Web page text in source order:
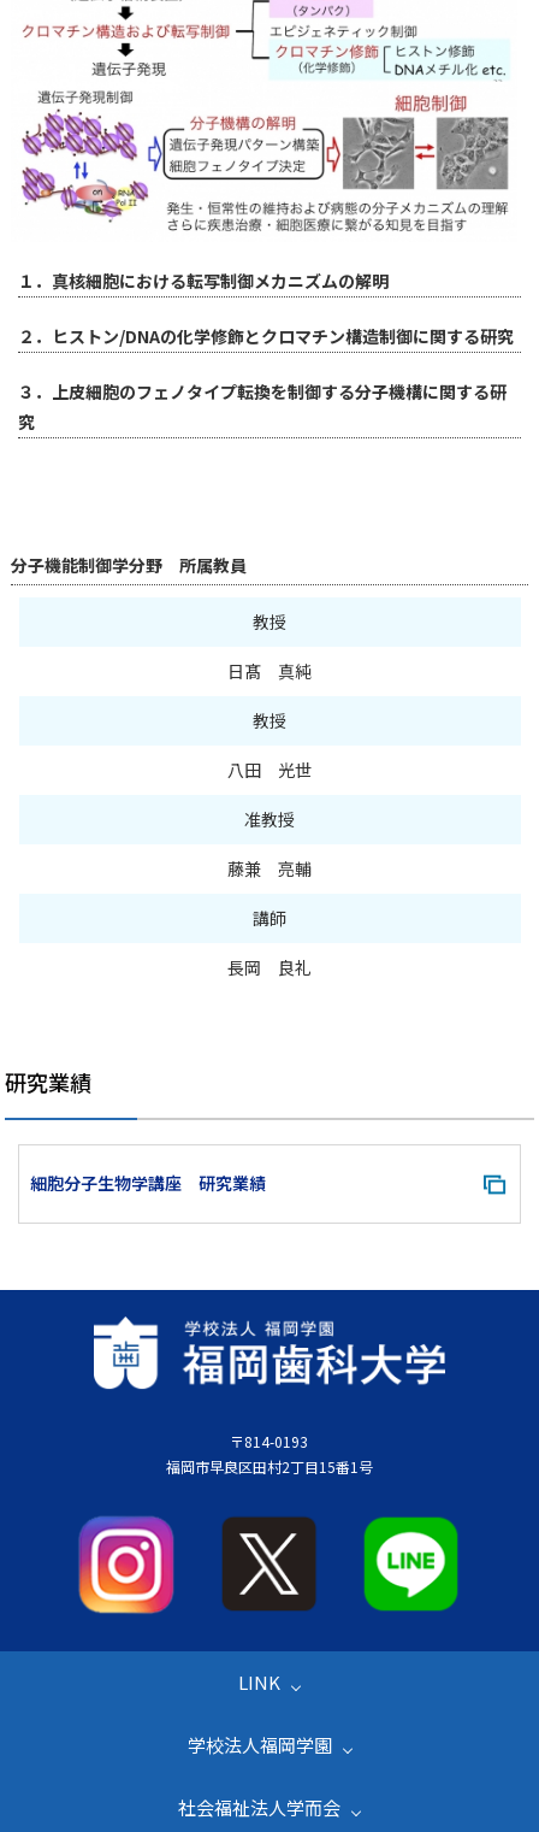
１．真核細胞における転写制御メカニズムの解明
２．ヒストン/DNAの化学修飾とクロマチン構造制御に関する研究
３．上皮細胞のフェノタイプ転換を制御する分子機構に関する研
究
分子機能制御学分野 所属教員
教授
日髙 真純
教授
八田 光世
准教授
藤兼 亮輔
講師
長岡 良礼
研究業績
細胞分子生物学講座 研究業績
〒814-0193
福岡市早良区田村2丁目15番1号
LINK
学校法人福岡学園
社会福祉法人学而会